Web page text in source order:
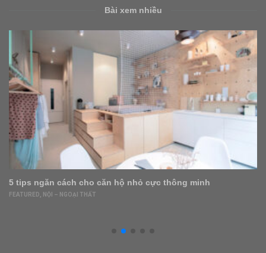
Bài xem nhiều
Bất động sản Việt Nam sẽ lập đỉnh mới vì 3 điều không
giống thế giới